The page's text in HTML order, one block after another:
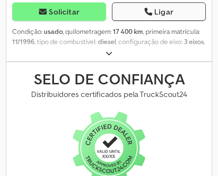
Solicitar Ligar
Condição:usado, quilometragem:17 400 km, primeira matrícula:
11/1996, tipo de combustível:diesel, configuração de eixo: 3 eixos,
automático, Ano de fabrico:
para uso 3.400 h Dkjdpfxjtwh Tfj Aafjr
SELO DE CONFIANÇA
Distribuidores certificados pela TruckScout24